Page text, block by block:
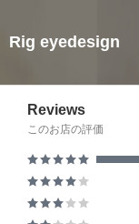
Rig eyedesign
Reviews
このお店の評価